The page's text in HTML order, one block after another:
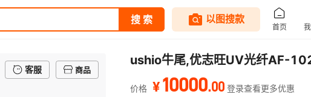
客服
商品
ushio牛尾,优志旺UV光纤AF-
价格 ¥10000.00 登录查看更多优惠